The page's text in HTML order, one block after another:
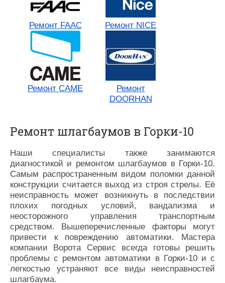
Ремонт FAAC Ремонт NICE
Ремонт СAME
Ремонт
DOORHAN
Ремонт шлагбаумов в Горки-10
Наши специалисты также занимаются
диагностикой и ремонтом шлагбаумов в Горки-10.
Самым распространенным видом поломки данной
конструкции считается выход из строя стрелы. Её
неисправность может возникнуть в последствии
плохих погодных условий, вандализма и
неосторожного управления транспортным
средством. Вышеперечисленные факторы могут
привести к повреждению автоматики. Мастера
компании Ворота Сервис всегда готовы решить
проблемы с ремонтом автоматики в Горки-10 и с
легкостью устраняют все виды неисправностей
шлагбаума.